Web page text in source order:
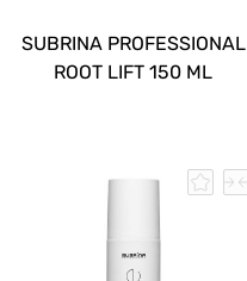
SUBRINA PROFESSIONAL
ROOT LIFT 150 ML